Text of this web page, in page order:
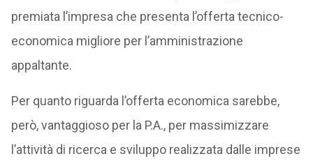
premiata l’impresa che presenta l’offerta tecnico-
economica migliore per l’amministrazione
appaltante.
Per quanto riguarda l’offerta economica sarebbe,
però, vantaggioso per la P.A., per massimizzare
l’attività di ricerca e sviluppo realizzata dalle imprese